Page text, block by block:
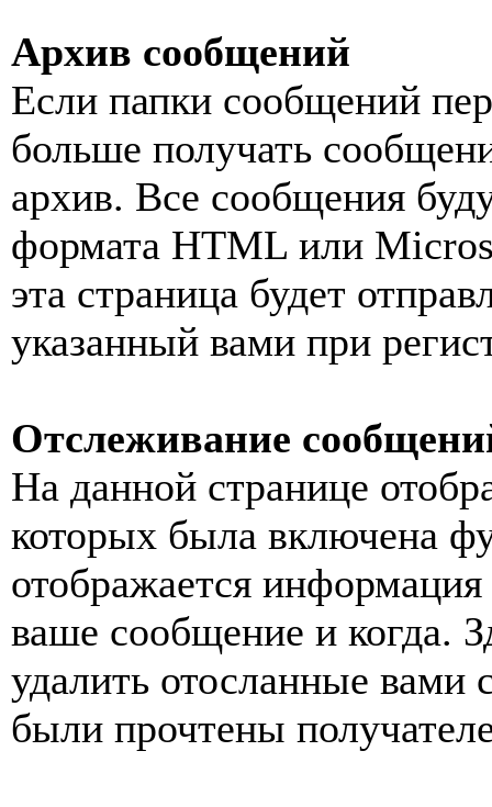
Архив сообщений
Если папки сообщений
больше получать
архив. Все сообщения
формата HTML или
эта страница будет
указанный вами при
Отслеживание
На данной странице
которых была включена
отображается
ваше сообщение и когда.
удалить отосланные
были прочтены